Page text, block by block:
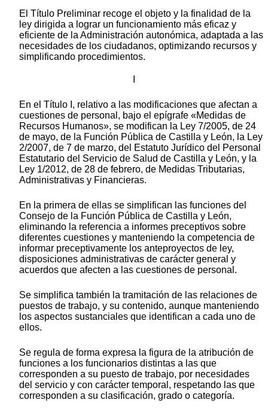
El Título Preliminar recoge el objeto y la finalidad de la
ley dirigida a lograr un funcionamiento más eficaz y
eficiente de la Administración autonómica, adaptada a las
necesidades de los ciudadanos, optimizando recursos y
simplificando procedimientos.
En el Título I, relativo a las modificaciones que afectan a
cuestiones de personal, bajo el epígrafe «Medidas de
Recursos Humanos», se modifican la Ley 7/2005, de 24
de mayo, de la Función Pública de Castilla y León, la Ley
2/2007, de 7 de marzo, del Estatuto Jurídico del Personal
Estatutario del Servicio de Salud de Castilla y León, y la
Ley 1/2012, de 28 de febrero, de Medidas Tributarias,
Administrativas y Financieras.
En la primera de ellas se simplifican las funciones del
Consejo de la Función Pública de Castilla y León,
eliminando la referencia a informes preceptivos sobre
diferentes cuestiones y manteniendo la competencia de
informar preceptivamente los anteproyectos de ley,
disposiciones administrativas de carácter general y
acuerdos que afecten a las cuestiones de personal.
Se simplifica también la tramitación de las relaciones de
puestos de trabajo, y su contenido, aunque manteniendo
los aspectos sustanciales que identifican a cada uno de
ellos.
Se regula de forma expresa la figura de la atribución de
funciones a los funcionarios distintas a las que
corresponden a su puesto de trabajo, por necesidades
del servicio y con carácter temporal, respetando las que
corresponden a su clasificación, grado o categoría.